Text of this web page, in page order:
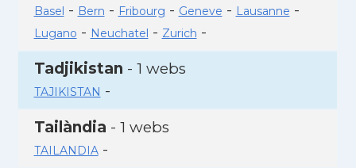
Basel - Bern - Fribourg - Geneve - Lausanne -
Lugano - Neuchatel - Zurich -
Tadjikistan - 1 webs
TAJIKISTAN -
Tailàndia - 1 webs
TAILANDIA-